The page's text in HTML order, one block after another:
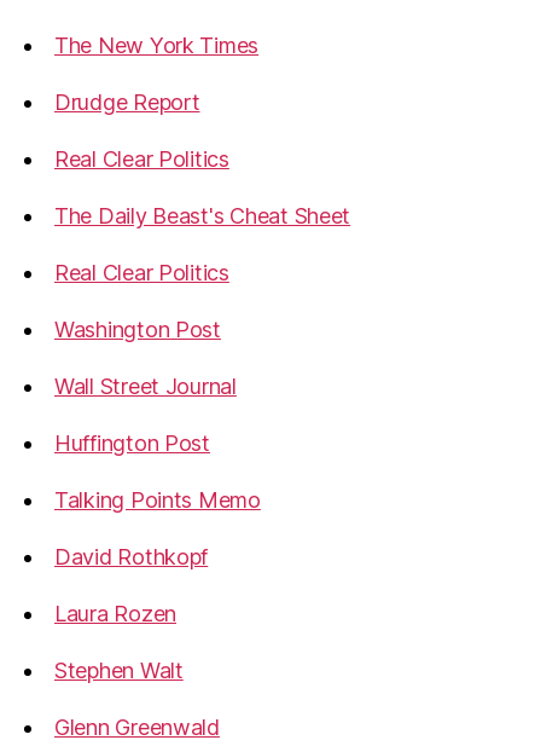
The New York Times
Drudge Report
Real Clear Politics
The Daily Beast's Cheat Sheet
Real Clear Politics
Washington Post
Wall Street Journal
Huffington Post
Talking Points Memo
David Rothkopf
Laura Rozen
Stephen Walt
Glenn Greenwald